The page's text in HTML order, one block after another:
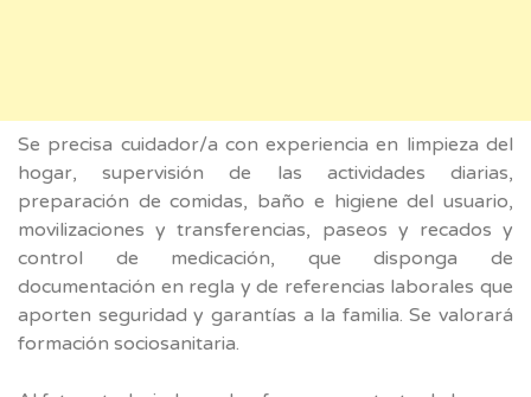
Se precisa cuidador/a con experiencia en limpieza del
hogar, supervisión de las actividades diarias,
preparación de comidas, baño e higiene del usuario,
movilizaciones y transferencias, paseos y recados y
control de medicación, que disponga de
documentación en regla y de referencias laborales que
aporten seguridad y garantías a la familia. Se valorará
formación sociosanitaria.